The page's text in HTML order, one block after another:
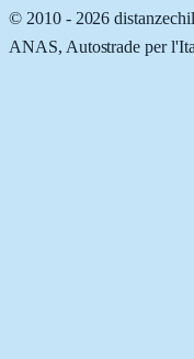
© 2010 - 2026
ANAS, Autostrade per